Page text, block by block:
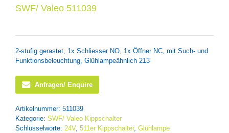
SWF/ Valeo 511039
2-stufig gerastet, 1x Schliesser NO, 1x Öffner NC, mit Such- und
Funktionsbeleuchtung, Glühlampeähnlich 213
Anfragen/ Enquire
Artikelnummer: 511039
Kategorie: SWF/ Valeo Kippschalter
Schlüsselworte: 24V, 511er Kippschalter, Glühlampe